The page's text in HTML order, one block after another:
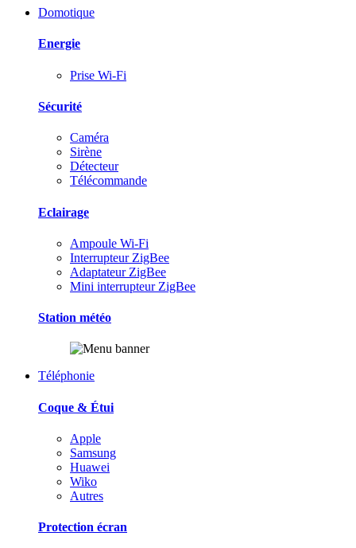
Domotique
Energie
Prise Wi-Fi
Sécurité
Caméra
Sirène
Détecteur
Télécommande
Eclairage
Ampoule Wi-Fi
Interrupteur ZigBee
Adaptateur ZigBee
Mini interrupteur ZigBee
Station météo
Téléphonie
Coque & Étui
Apple
Samsung
Huawei
Wiko
Autres
Protection écran